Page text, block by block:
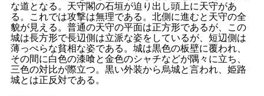
な道となる。天守閣の石垣が迫り出し頭上に天守があ
る。これでは攻撃は無理である。北側に進むと天守の全
貌が見える。普通の天守の平面は正方形であるが、この
城は長方形で長辺側は立派な姿をしているが、短辺側は
薄っぺらな貧相な姿である。城は黒色の板壁に覆われ、
その間に白色の漆喰と金色のシャチなどが隅々に立ち、
三色の対比が際立つ。黒い外装から烏城と言われ、姫路
城とは正反対である。